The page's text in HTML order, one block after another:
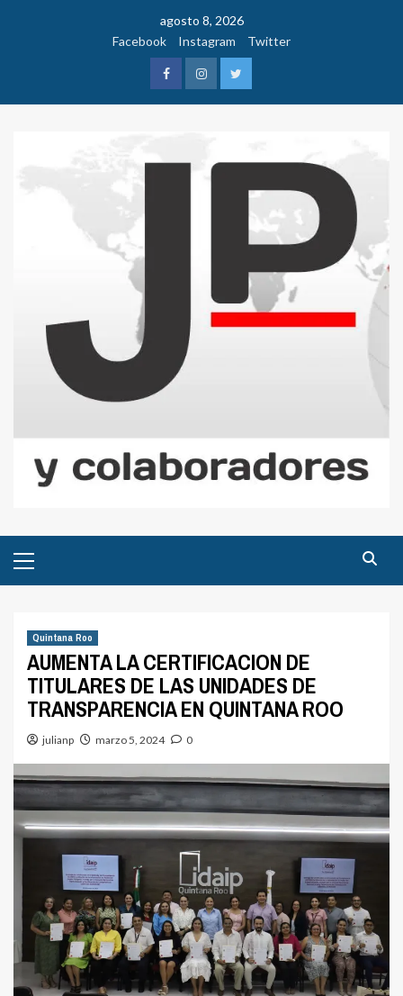
agosto 8, 2026
Facebook
Instagram Twitter
FacebookInstagramTwitter
principal
Quintana Roo
AUMENTA LA CERTIFICACION DE
TITULARES DE LAS UNIDADES DE
TRANSPARENCIA EN QUINTANA ROO
julianp marzo 5, 2024 0